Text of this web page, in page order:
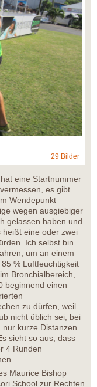
29 Bilder
eine Startnummer
es gibt
Wendepunkt
wegen ausgiebiger
gelassen haben und
eine oder zwei
Ich selbst bin
um an einem
% Luftfeuchtigkeit
Bronchialbereich,
beginnend einen
zu dürfen, weil
nicht üblich sei, bei
kurze Distanzen
sieht so aus, dass
4 Runden
Maurice Bishop
School zur Rechten